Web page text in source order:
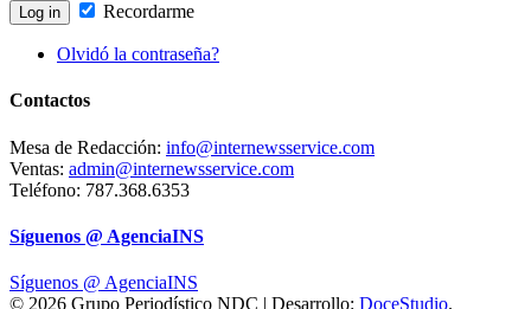
Recordarme
Olvidó la contraseña?
Contactos
Mesa de Redacción: info@internewsservice.com
Ventas: admin@internewsservice.com
Teléfono: 787.368.6353
Síguenos @ AgenciaINS
Síguenos @ AgenciaINS
© 2026 Grupo Periodístico NDC | Desarrollo: DoceStudio.